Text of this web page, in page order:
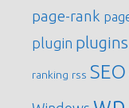
page-rank
plugin plugins
ranking rss SEO